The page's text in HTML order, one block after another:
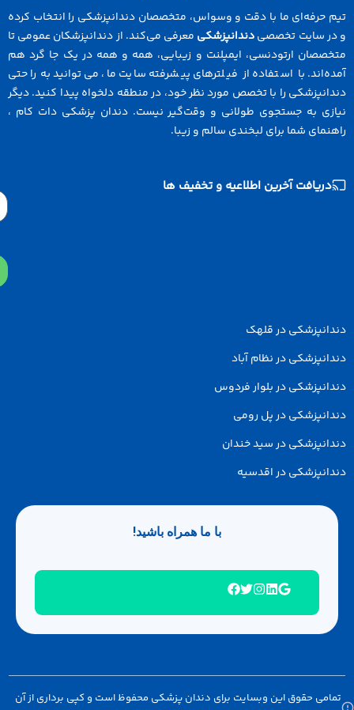
حرفه‌ای ما با دقت و وسواس، متخصصان دندانپزشکی را انتخاب کرده
سایت تخصصیدندانپزشکیمعرفی می‌کند. از دندانپزشکان عمومی تا
ارتودنسی، ایمپلنت و زیبایی، همه و همه در یک جا گرد هم
با استفاده از فیلترهای پیشرفته سایت ما، می‌توانید به راحتی
را با تخصص مورد نظر خود، در منطقه دلخواه پیدا کنید. دیگر
به جستجوی طولانی و وقت‌گیر نیست. دندان پزشکی دات کام ،
شما برای لبخندی سالم و زیبا.
دریافت آخرین اطلاعیه و تخفیف ها
در قلهک
در نظام آباد
در بلوار فردوس
در پل رومی
در سید خندان
در اقدسیه
با ما همراه باشید!
حقوق این وبسایت برای دندان پزشکی محفوظ است و کپی برداری از آن